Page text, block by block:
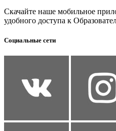
Скачайте наше мобильное
удобного доступа к
Социальные сети